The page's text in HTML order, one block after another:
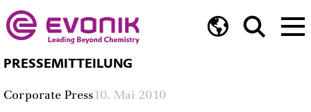
PRESSEMITTEILUNG
Corporate Press10. Mai 2010